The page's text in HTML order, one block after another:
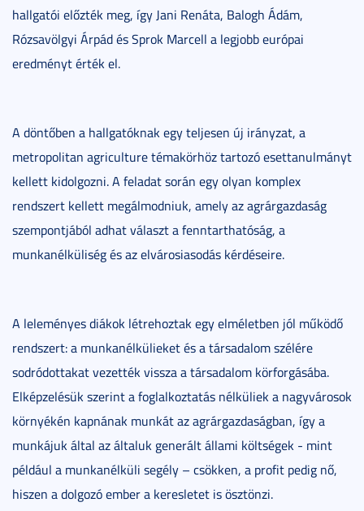
hallgatói előzték meg, így Jani Renáta, Balogh Ádám,
Rózsavölgyi Árpád és Sprok Marcell a legjobb európai
eredményt érték el.
A döntőben a hallgatóknak egy teljesen új irányzat, a
metropolitan agriculture témakörhöz tartozó esettanulmányt
kellett kidolgozni. A feladat során egy olyan komplex
rendszert kellett megálmodniuk, amely az agrárgazdaság
szempontjából adhat választ a fenntarthatóság, a
munkanélküliség és az elvárosiasodás kérdéseire.
A leleményes diákok létrehoztak egy elméletben jól működő
rendszert: a munkanélkülieket és a társadalom szélére
sodródottakat vezették vissza a társadalom körforgásába.
Elképzelésük szerint a foglalkoztatás nélküliek a nagyvárosok
környékén kapnának munkát az agrárgazdaságban, így a
munkájuk által az általuk generált állami költségek - mint
például a munkanélküli segély – csökken, a profit pedig nő,
hiszen a dolgozó ember a keresletet is ösztönzi.